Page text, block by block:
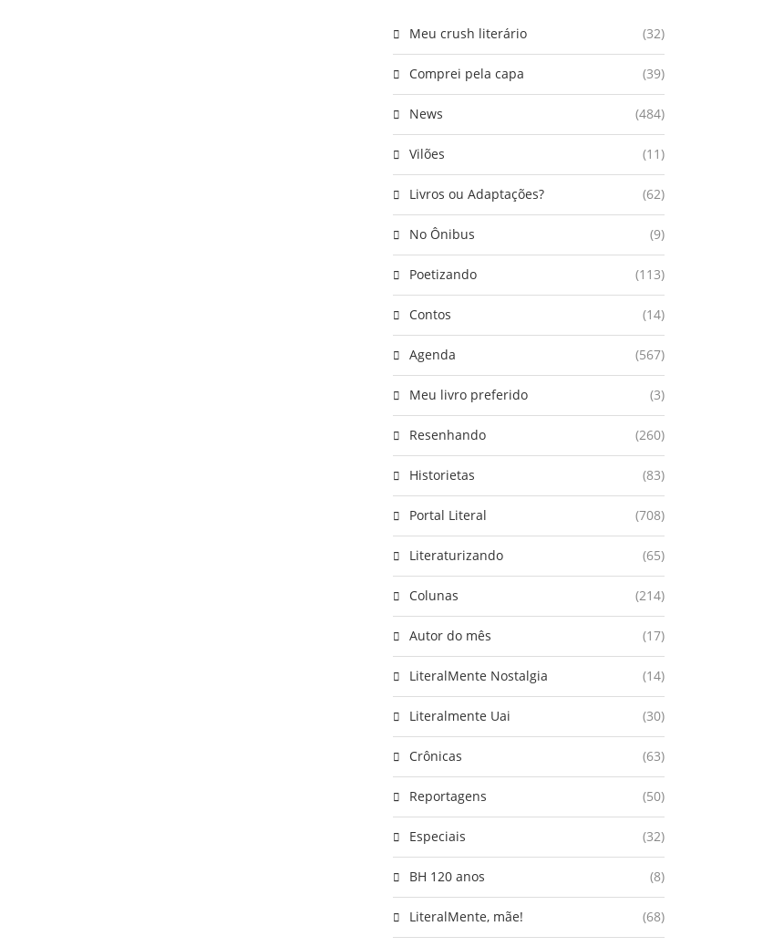
Meu crush literário (32)
Comprei pela capa (39)
News (484)
Vilões (11)
Livros ou Adaptações? (62)
No Ônibus (9)
Poetizando (113)
Contos (14)
Agenda (567)
Meu livro preferido (3)
Resenhando (260)
Historietas (83)
Portal Literal (708)
Literaturizando (65)
Colunas (214)
Autor do mês (17)
LiteralMente Nostalgia (14)
Literalmente Uai (30)
Crônicas (63)
Reportagens (50)
Especiais (32)
BH 120 anos (8)
LiteralMente, mãe! (68)